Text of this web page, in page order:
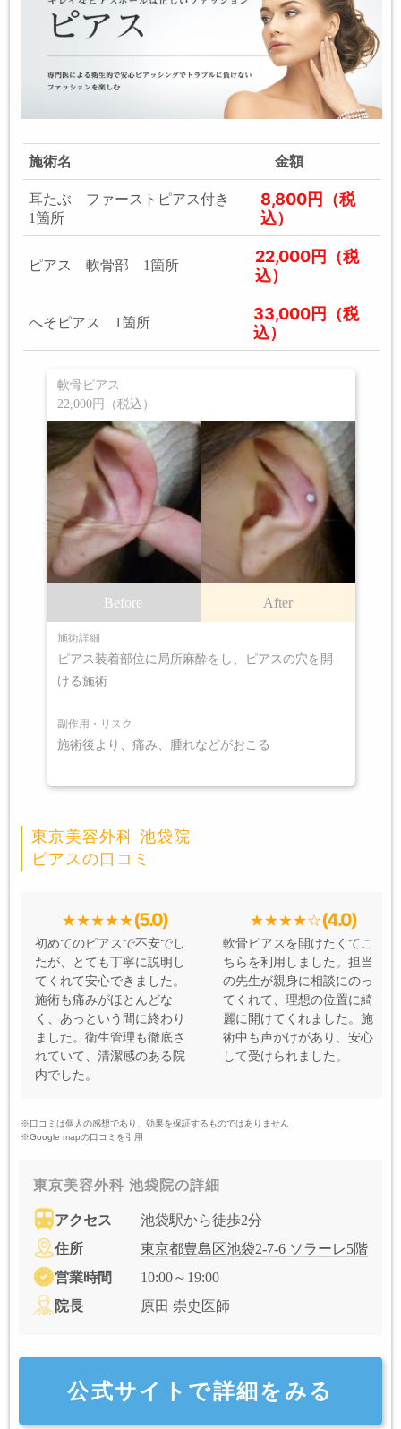
施術名 金額
耳たぶ ファーストピアス付き
1箇所
8,800円（税
込）
ピアス 軟骨部 1箇所
22,000円（税
込）
へそピアス 1箇所
33,000円（税
込）
軟骨ピアス
22,000円（税込）
Before After
施術詳細
ピアス装着部位に局所麻酔をし、ピアスの穴を開
ける施術
副作用・リスク
施術後より、痛み、腫れなどがおこる
東京美容外科 池袋院
ピアスの口コミ
(5.0)
初めてのピアスで不安でし
たが、とても丁寧に説明し
てくれて安心できました。
施術も痛みがほとんどな
く、あっという間に終わり
ました。衛生管理も徹底さ
れていて、清潔感のある院
内でした。
(4.0)
軟骨ピアスを開けたくてこ
ちらを利用しました。担当
の先生が親身に相談にのっ
てくれて、理想の位置に綺
麗に開けてくれました。施
術中も声かけがあり、安心
して受けられました。
※口コミは個人の感想であり、効果を保証するものではありません
※Google mapの口コミを引用
東京美容外科 池袋院の詳細
アクセス
池袋駅から徒歩2分
住所
東京都豊島区池袋2-7-6 ソラーレ5階
営業時間
10:00～19:00
院長
原田 崇史医師
公式サイトで詳細をみる